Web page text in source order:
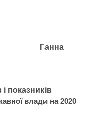
Ганна
показників
влади на 2020